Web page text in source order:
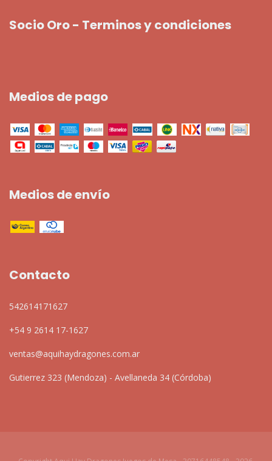
Socio Oro - Terminos y condiciones
Medios de pago
Medios de envío
Contacto
542614171627
+54 9 2614 17-1627
ventas@aquihaydragones.com.ar
Gutierrez 323 (Mendoza) - Avellaneda 34 (Córdoba)